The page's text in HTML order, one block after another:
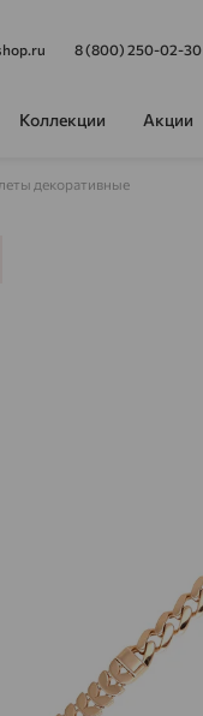
8 (800) 250-02-30
Коллекции Акции
декоративные